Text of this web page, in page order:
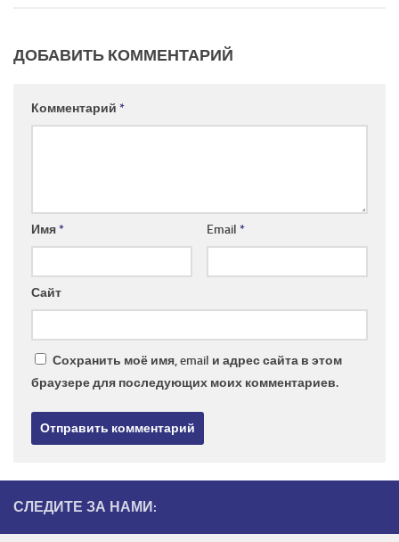
ДОБАВИТЬ КОММЕНТАРИЙ
Комментарий *
Имя* Email *
Сайт
Сохранить моё имя, email и адрес сайта в этом
браузере для последующих моих комментариев.
СЛЕДИТЕ ЗА НАМИ: